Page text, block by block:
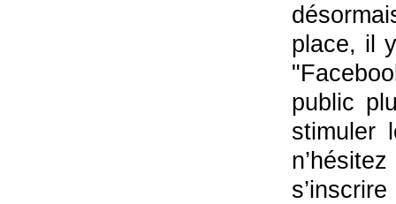
place, il
public
stimuler